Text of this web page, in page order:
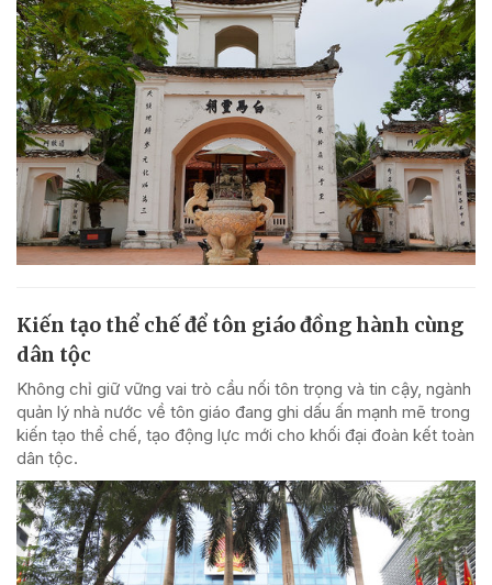
Kiến tạo thể chế để tôn giáo đồng hành cùng
dân tộc
Không chỉ giữ vững vai trò cầu nối tôn trọng và tin cậy, ngành
quản lý nhà nước về tôn giáo đang ghi dấu ấn mạnh mẽ trong
kiến tạo thể chế, tạo động lực mới cho khối đại đoàn kết toàn
dân tộc.